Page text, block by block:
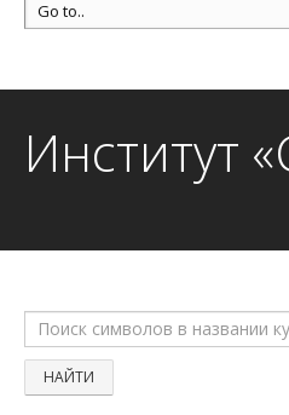
Институт